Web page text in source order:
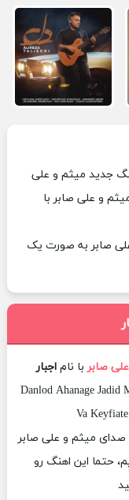
جدید میثم و علی
و علی صابر با
صابر به صورت یک
صابر با ناماجبار
Danlod Ahanage Jadid
Va
صدای میثم و علی صابر
حتما این اهنگ رو